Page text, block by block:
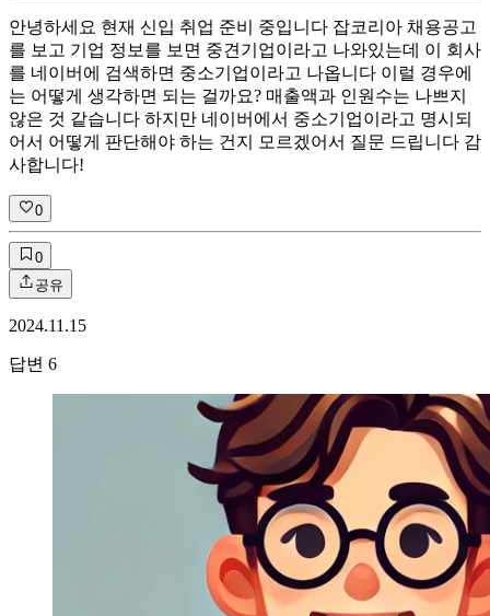
안녕하세요 현재 신입 취업 준비 중입니다 잡코리아 채용공고
를 보고 기업 정보를 보면 중견기업이라고 나와있는데 이 회사
를 네이버에 검색하면 중소기업이라고 나옵니다 이럴 경우에
는 어떻게 생각하면 되는 걸까요? 매출액과 인원수는 나쁘지
않은 것 같습니다 하지만 네이버에서 중소기업이라고 명시되
어서 어떻게 판단해야 하는 건지 모르겠어서 질문 드립니다 감
사합니다!
0
0
공유
2024.11.15
답변 6